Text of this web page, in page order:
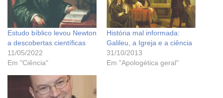
Estudo bíblico levou Newton
a descobertas científicas
11/05/2022
Em "Ciência"
História mal informada:
Galileu, a Igreja e a ciência
31/10/2013
Em "Apologética geral"